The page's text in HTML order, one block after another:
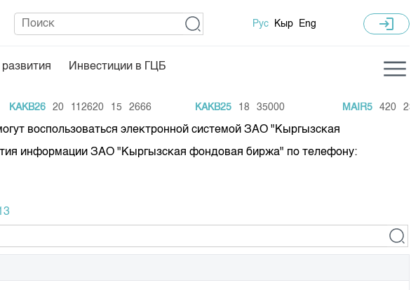
Итоги последних торгов
Архив торгов
Расписание аукционов по ГЦБ
Общая информация
План работы на год
Рус Кыр Eng login
Инвестиции в ГЦБ
KAKB26 20 112620 15 2666 KAKB25 18 35000 MAIR5 420
воспользоваться электронной системой ЗАО "Кыргызская
информации ЗАО "Кыргызская фондовая биржа" по телефону: